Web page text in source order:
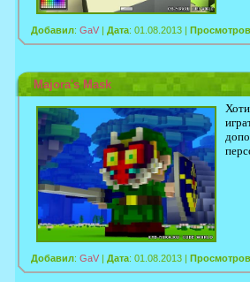
Добавил: GaV | Дата: 01.08.2013 | Просмотров
Majora's Mask
Добавил: GaV | Дата: 01.08.2013 | Просмотров